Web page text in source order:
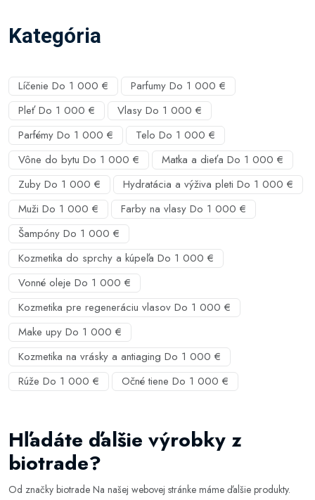
Kategória
Líčenie Do 1 000 €
Parfumy Do 1 000 €
Pleť Do 1 000 €
Vlasy Do 1 000 €
Parfémy Do 1 000 €
Telo Do 1 000 €
Vône do bytu Do 1 000 €
Matka a dieťa Do 1 000 €
Zuby Do 1 000 €
Hydratácia a výživa pleti Do 1 000 €
Muži Do 1 000 €
Farby na vlasy Do 1 000 €
Šampóny Do 1 000 €
Kozmetika do sprchy a kúpeľa Do 1 000 €
Vonné oleje Do 1 000 €
Kozmetika pre regeneráciu vlasov Do 1 000 €
Make upy Do 1 000 €
Kozmetika na vrásky a antiaging Do 1 000 €
Rúže Do 1 000 €
Očné tiene Do 1 000 €
Hľadáte ďalšie výrobky z
biotrade?
Od značky biotrade Na našej webovej stránke máme ďalšie produkty.